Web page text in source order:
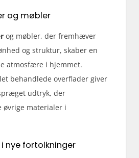
og møbler
og møbler, der fremhæver
og struktur, skaber en
atmosfære i hjemmet.
behandlede overflader giver
udtryk, der
øvrige materialer i
nye fortolkninger